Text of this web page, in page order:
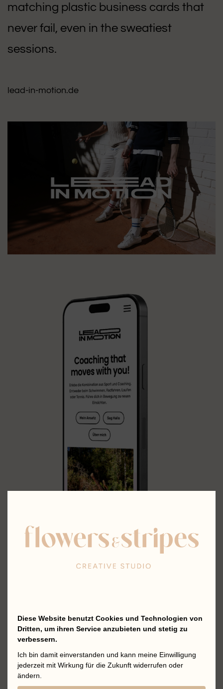
matching plastic business cards that
never fail, even in the sweatiest
sessions.
lead-in-motion.de
Diese Website benutzt Cookies und Technologien von
Dritten, um ihren Service anzubieten und stetig zu
verbessern.
Ich bin damit einverstanden und kann meine Einwilligung
jederzeit mit Wirkung für die Zukunft widerrufen oder
ändern.